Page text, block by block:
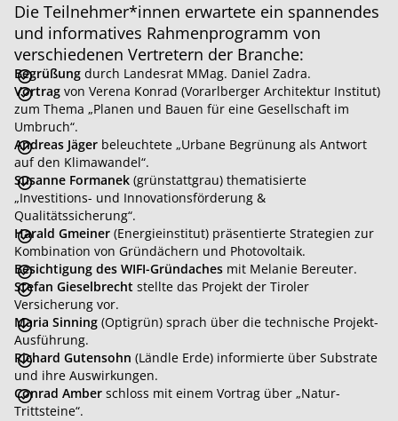
Die Teilnehmer*innen erwartete ein spannendes
und informatives Rahmenprogramm von
verschiedenen Vertretern der Branche:
Begrüßung durch Landesrat MMag. Daniel Zadra.
Vortrag von Verena Konrad (Vorarlberger Architektur Institut)
zum Thema „Planen und Bauen für eine Gesellschaft im
Umbruch“.
Andreas Jäger beleuchtete „Urbane Begrünung als Antwort
auf den Klimawandel“.
Susanne Formanek (grünstattgrau) thematisierte
„Investitions- und Innovationsförderung &
Qualitätssicherung“.
Harald Gmeiner (Energieinstitut) präsentierte Strategien zur
Kombination von Gründächern und Photovoltaik.
Besichtigung des WIFI-Gründaches mit Melanie Bereuter.
Stefan Gieselbrecht stellte das Projekt der Tiroler
Versicherung vor.
Maria Sinning (Optigrün) sprach über die technische Projekt-
Ausführung.
Richard Gutensohn (Ländle Erde) informierte über Substrate
und ihre Auswirkungen.
Conrad Amber schloss mit einem Vortrag über „Natur-
Trittsteine“.